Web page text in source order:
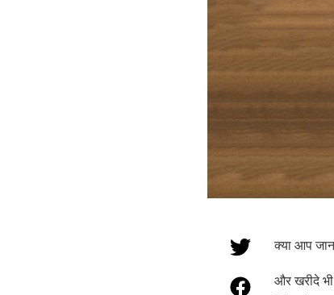
क्या आप
और खरीदे